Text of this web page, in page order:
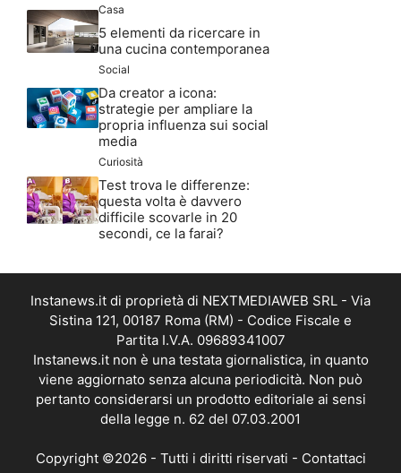
Casa
5 elementi da ricercare in
una cucina contemporanea
Social
Da creator a icona:
strategie per ampliare la
propria influenza sui social
media
Curiosità
Test trova le differenze:
questa volta è davvero
difficile scovarle in 20
secondi, ce la farai?
Instanews.it di proprietà di NEXTMEDIAWEB SRL - Via
Sistina 121, 00187 Roma (RM) - Codice Fiscale e
Partita I.V.A. 09689341007
Instanews.it non è una testata giornalistica, in quanto
viene aggiornato senza alcuna periodicità. Non può
pertanto considerarsi un prodotto editoriale ai sensi
della legge n. 62 del 07.03.2001
Copyright ©2026 - Tutti i diritti riservati - Contattaci